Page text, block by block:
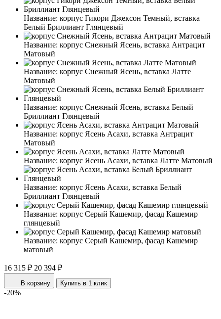
Название: корпус Гикори Джексон Темный, вставка
Белый Бриллиант Глянцевый
Название: корпус Снежный Ясень, вставка Антрацит
Матовый
Название: корпус Снежный Ясень, вставка Латте
Матовый
Название: корпус Снежный Ясень, вставка Белый
Бриллиант Глянцевый
Название: корпус Ясень Асахи, вставка Антрацит
Матовый
Название: корпус Ясень Асахи, вставка Латте Матовый
Название: корпус Ясень Асахи, вставка Белый
Бриллиант Глянцевый
Название: корпус Серый Кашемир, фасад Кашемир
глянцевый
Название: корпус Серый Кашемир, фасад Кашемир
матовый
16 315 ₽ 20 394 ₽
В корзину Купить в 1 клик
-20%